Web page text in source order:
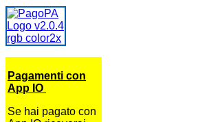
Pagamenti con
App IO
Se hai pagato con